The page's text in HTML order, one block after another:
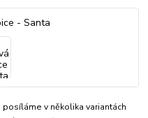
v několika variantách